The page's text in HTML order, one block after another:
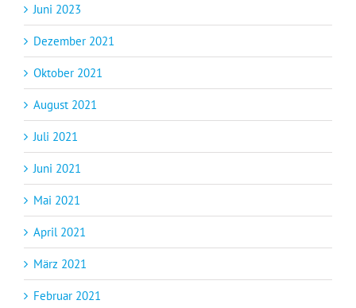
Juni 2023
Dezember 2021
Oktober 2021
August 2021
Juli 2021
Juni 2021
Mai 2021
April 2021
März 2021
Februar 2021